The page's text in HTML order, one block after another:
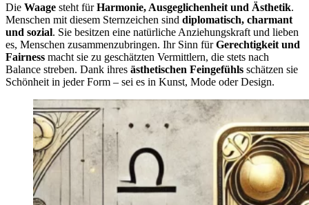
Die Waage steht fürHarmonie, Ausgeglichenheit und Ästhetik.
Menschen mit diesem Sternzeichen sind diplomatisch, charmant
und sozial. Sie besitzen eine natürliche Anziehungskraft und lieben
es, Menschen zusammenzubringen. Ihr Sinn fürGerechtigkeit und
Fairness macht sie zu geschätzten Vermittlern, die stets nach
Balance streben. Dank ihres ästhetischen Feingefühls schätzen sie
Schönheit in jeder Form – sei es in Kunst, Mode oder Design.